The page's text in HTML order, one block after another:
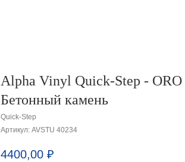
Alpha Vinyl Quick-Step -
Бетонный камень
Quick-Step
Артикул: AVSTU 40234
4400,00 ₽